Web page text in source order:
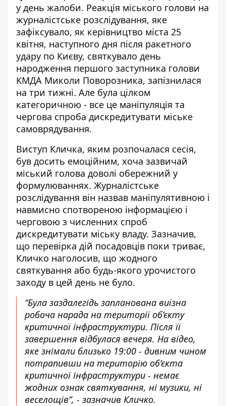
у день жалоби. Реакція міського голови на
журналістське розслідування, яке
зафіксувало, як керівництво міста 25
квітня, наступного дня після ракетного
удару по Києву, святкувало день
народження першого заступника голови
КМДА Миколи Поворозника, запізнилася
на три тижні. Але була цілком
категоричною - все це маніпуляція та
чергова спроба дискредитувати міське
самоврядування.
Виступ Кличка, яким розпочалася сесія,
був досить емоційним, хоча зазвичай
міський голова доволі обережний у
формулюваннях. Журналістське
розслідування він назвав маніпулятивною і
навмисно спотвореною інформацією і
черговою з численних спроб
дискредитувати міську владу. Зазначив,
що перевірка дій посадовців поки триває,
Кличко наголосив, що жодного
святкування або будь-якого урочистого
заходу в цей день не було.
“Була заздалегідь запланована виїзна
робоча нарада на території об’єкту
критичної інфраструктури. Після її
завершення відбулася вечеря. На відео,
яке знімали близько 19:00 - дивним чином
потрапивши на територію об’єкта
критичної інфраструктури - немає
жодних ознак святкування, ні музики, ні
веселощів”, - зазначив Кличко.